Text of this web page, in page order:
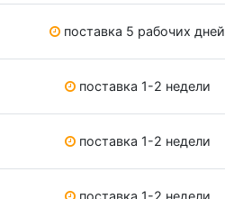
поставка 5 рабочих дней
поставка 1-2 недели
поставка 1-2 недели